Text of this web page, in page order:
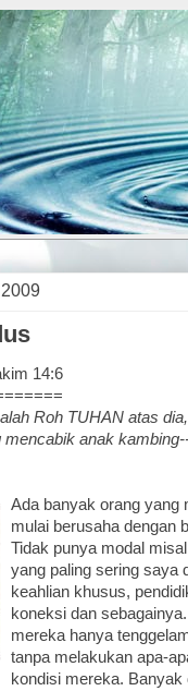
14:6
Roh TUHAN atas
anak
Ada banyak orang yang
mulai berusaha dengan
Tidak punya modal
yang paling sering saya
keahlian khusus,
koneksi dan
mereka hanya
tanpa melakukan apa-
kondisi mereka. Banyak